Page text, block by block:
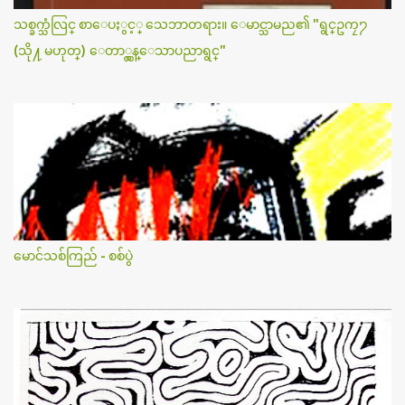
သစ္ခက္သံလြင္ စာေပႏွင့္ သေဘာတရား။ ေမာင္သာမည၏ "ရွင္ဥကၠ႒
(သို႔ မဟုတ္) ေတာ္လွန္ေသာပညာရွင္"
မောင်သစ်ကြည် - စစ်ပွဲ